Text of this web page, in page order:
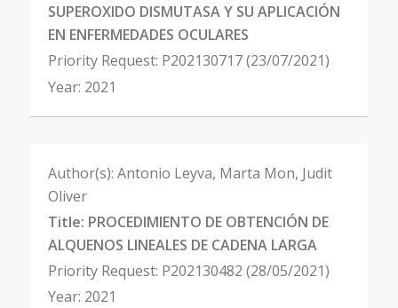
SUPEROXIDO DISMUTASA Y SU APLICACIÓN
EN ENFERMEDADES OCULARES
Priority Request: P202130717 (23/07/2021)
Year: 2021
Author(s): Antonio Leyva, Marta Mon, Judit
Oliver
Title: PROCEDIMIENTO DE OBTENCIÓN DE
ALQUENOS LINEALES DE CADENA LARGA
Priority Request: P202130482 (28/05/2021)
Year: 2021